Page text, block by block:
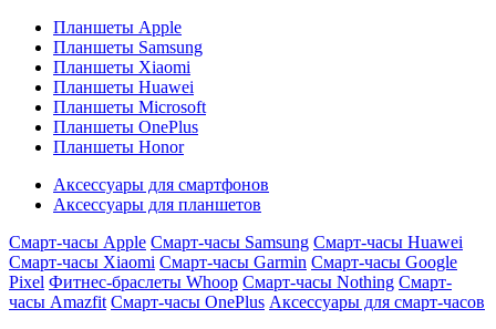
Планшеты Apple
Планшеты Samsung
Планшеты Xiaomi
Планшеты Huawei
Планшеты Microsoft
Планшеты OnePlus
Планшеты Honor
Аксессуары для смартфонов
Аксессуары для планшетов
Смарт-часы Apple Смарт-часы Samsung Смарт-часы Huawei
Смарт-часы Xiaomi Смарт-часы Garmin Смарт-часы Google
Pixel Фитнес-браслеты Whoop Смарт-часы Nothing Смарт-
часы Amazfit Смарт-часы OnePlus Аксессуары для смарт-часов